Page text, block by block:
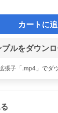
カートに
プルをダウン
張子「.mp4」でダ